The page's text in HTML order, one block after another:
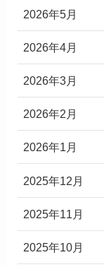
2026年5月
2026年4月
2026年3月
2026年2月
2026年1月
2025年12月
2025年11月
2025年10月